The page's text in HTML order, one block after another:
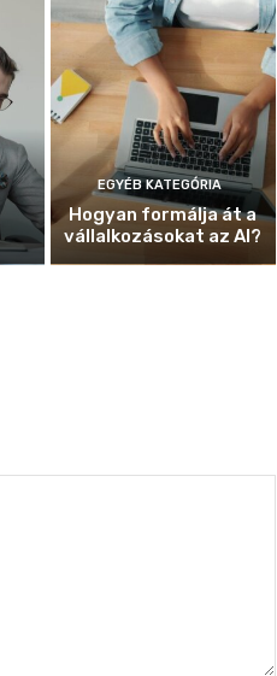
EGYÉB KATEGÓRIA
Hogyan formálja át a
vállalkozásokat az AI?